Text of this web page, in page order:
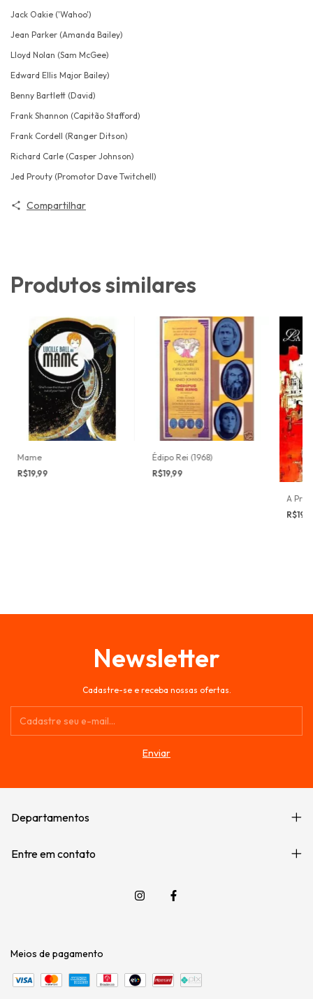
Jack Oakie ('Wahoo')
Jean Parker (Amanda Bailey)
Lloyd Nolan (Sam McGee)
Edward Ellis Major Bailey)
Benny Bartlett (David)
Frank Shannon (Capitão Stafford)
Frank Cordell (Ranger Ditson)
Richard Carle (Casper Johnson)
Jed Prouty (Promotor Dave Twitchell)
Compartilhar
Produtos similares
Mame
R$19,99
Édipo Rei (1968)
R$19,99
A
Newsletter
Cadastre-se e receba nossas ofertas.
Departamentos
Entre em contato
Meios de pagamento